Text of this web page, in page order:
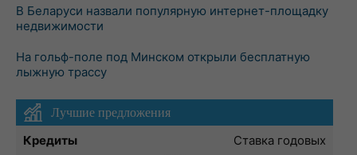
В Беларуси назвали популярную интернет-площадку
недвижимости
На гольф-поле под Минском открыли бесплатную
лыжную трассу
Лучшие предложения
Кредиты
Ставка годовых